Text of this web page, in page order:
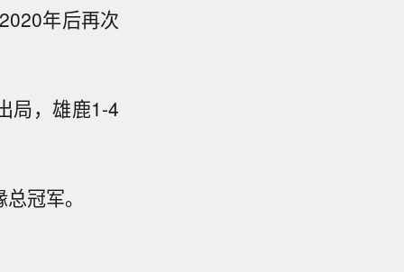
年后再次
局，雄鹿1-4
冠军。